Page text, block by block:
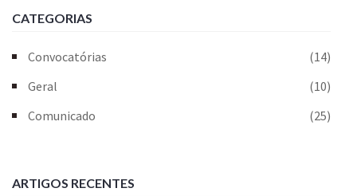
CATEGORIAS
Convocatórias
(14)
Geral
(10)
Comunicado
(25)
ARTIGOS RECENTES